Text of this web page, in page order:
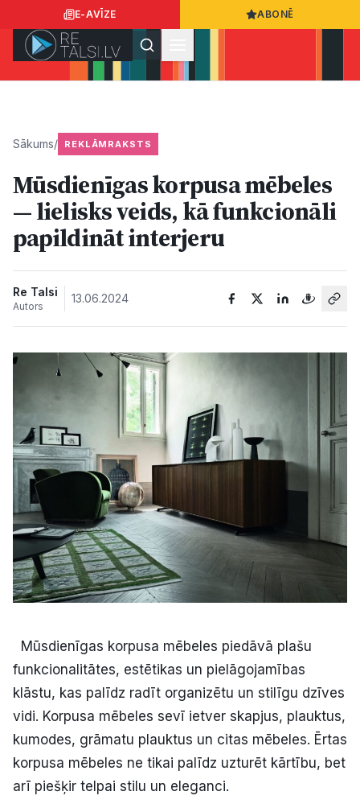
E-AVĪZE ABONĒ
Ziņas
Sabiedrība
Kultūra
Bizness
Video
Vieta
Reklāma
Politiskā reklāma
Par mums
Sākums/ REKLĀMRAKSTS
Mūsdienīgas korpusa mēbeles
— lielisks veids, kā funkcionāli
papildināt interjeru
Re Talsi
Autors
13.06.2024
Mūsdienīgas korpusa mēbeles piedāvā plašu
funkcionalitātes, estētikas un pielāgojamības
klāstu, kas palīdz radīt organizētu un stilīgu dzīves
vidi. Korpusa mēbeles sevī ietver skapjus, plauktus,
kumodes, grāmatu plauktus un citas mēbeles. Ērtas
korpusa mēbeles ne tikai palīdz uzturēt kārtību, bet
arī piešķir telpai stilu un eleganci.